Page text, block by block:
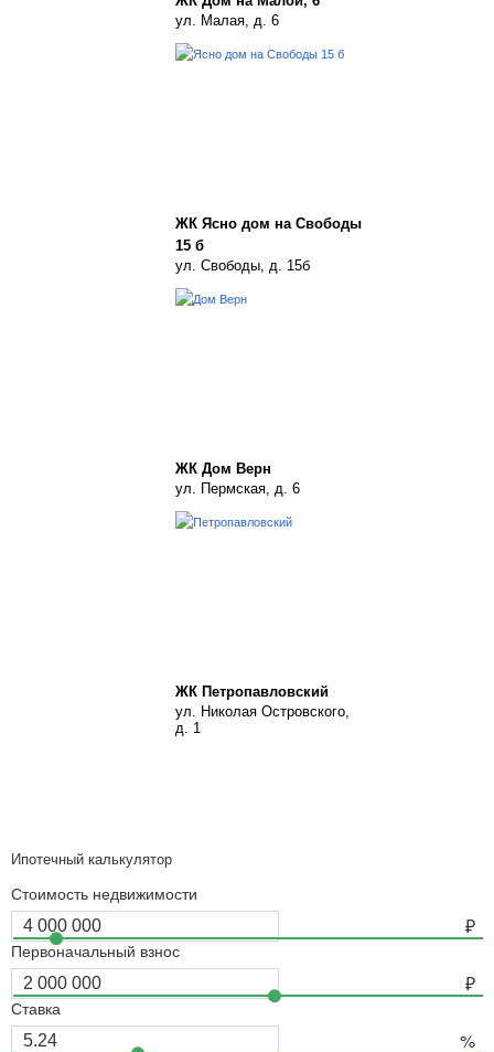
ул. Малая, д. 6
ЖК Ясно дом на Свободы
15 б
ул. Свободы, д. 15б
ЖК Дом Верн
ул. Пермская, д. 6
ЖК Петропавловский
ул. Николая Островского,
д. 1
Ипотечный калькулятор
Стоимость недвижимости
Первоначальный взнос
Ставка